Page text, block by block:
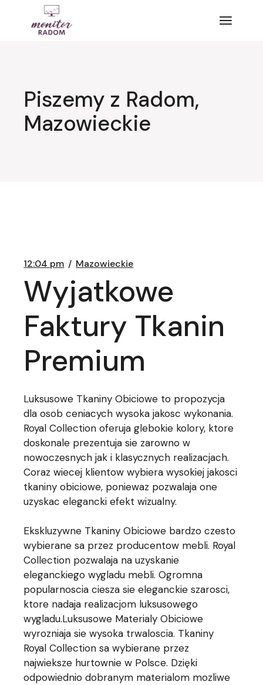
Piszemy z Radom,
Mazowieckie
12:04 pm Mazowieckie
Wyjatkowe
Faktury Tkanin
Premium
Luksusowe Tkaniny Obiciowe to propozycja
dla osob ceniacych wysoka jakosc wykonania.
Royal Collection oferuja glebokie kolory, ktore
doskonale prezentuja sie zarowno w
nowoczesnych jak i klasycznych realizacjach.
Coraz wiecej klientow wybiera wysokiej jakosci
tkaniny obiciowe, poniewaz pozwalaja one
uzyskac elegancki efekt wizualny.
Ekskluzywne Tkaniny Obiciowe bardzo czesto
wybierane sa przez producentow mebli. Royal
Collection pozwalaja na uzyskanie
eleganckiego wygladu mebli. Ogromna
popularnoscia ciesza sie eleganckie szarosci,
ktore nadaja realizacjom luksusowego
wygladu.Luksusowe Materialy Obiciowe
wyrozniaja sie wysoka trwaloscia. Tkaniny
Royal Collection sa wybierane przez
najwieksze hurtownie w Polsce. Dzięki
odpowiednio dobranym materialom mozliwe